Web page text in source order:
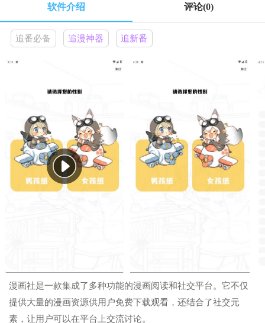
软件介绍 评论(0)
追番必备 追漫神器 追新番
漫画社是一款集成了多种功能的漫画阅读和社交平台。它不仅
提供大量的漫画资源供用户免费下载观看，还结合了社交元
素，让用户可以在平台上交流讨论。